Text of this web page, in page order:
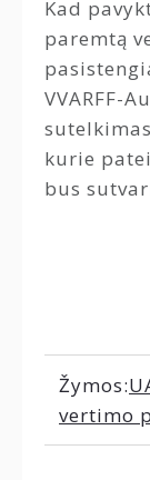
Kad
paremtą
VVARFF-
kurie
bus
Žymos:
vertimo